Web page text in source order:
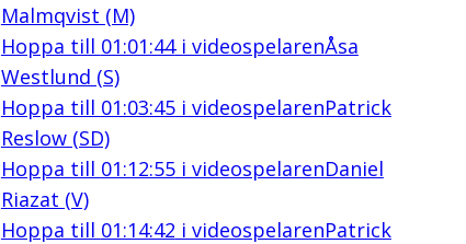
Malmqvist (M)
Hoppa till 01:01:44i videospelarenÅsa
Westlund (S)
Hoppa till 01:03:45i videospelarenPatrick
Reslow (SD)
Hoppa till 01:12:55i videospelarenDaniel
Riazat (V)
Hoppa till 01:14:42 i videospelarenPatrick